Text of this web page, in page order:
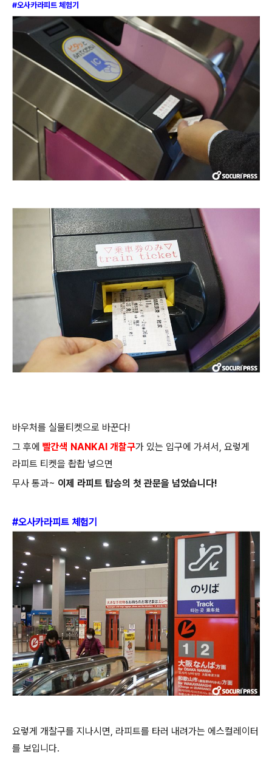
#오사카라피트 체험기
바우처를 실물티켓으로 바꾼다!
그 후에 빨간색 NANKAI 개찰구가 있는 입구에 가셔서, 요렇게
라피트 티켓을 촵촵 넣으면
무사 통과~ 이제 라피트 탑승의 첫 관문을 넘었습니다!
#오사카라피트 체험기
요렇게 개찰구를 지나시면, 라피트를 타러 내려가는 에스컬레이터
를 보입니다.